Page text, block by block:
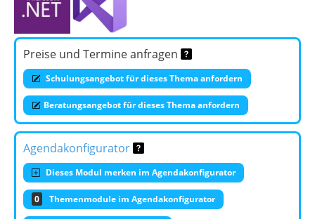
Preise und Termine anfragen
Schulungsangebot für dieses Thema anfordern
Beratungsangebot für dieses Thema anfordern
Agendakonfigurator
Dieses Modul merken im Agendakonfigurator
0 Themenmodule im Agendakonfigurator